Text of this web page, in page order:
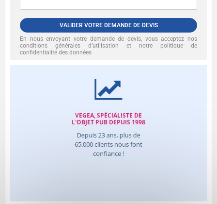
VALIDER VOTRE DEMANDE DE DEVIS
En nous envoyant votre demande de devis, vous acceptez nos
conditions générales d’utilisation et notre politique de
confidentialité des données